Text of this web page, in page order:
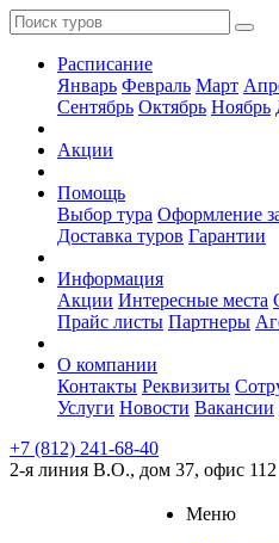
Расписание
Январь Февраль Март
Сентябрь Октябрь Ноябрь
Акции
Помощь
Выбор тура Оформление
Доставка туров Гарантии
Информация
Акции Интересные места
Прайс листы Партнеры
О компании
Контакты Реквизиты
Услуги Новости Вакансии
+7 (812) 241-68-40
2-я линия В.О., дом 37, офис 112
Меню